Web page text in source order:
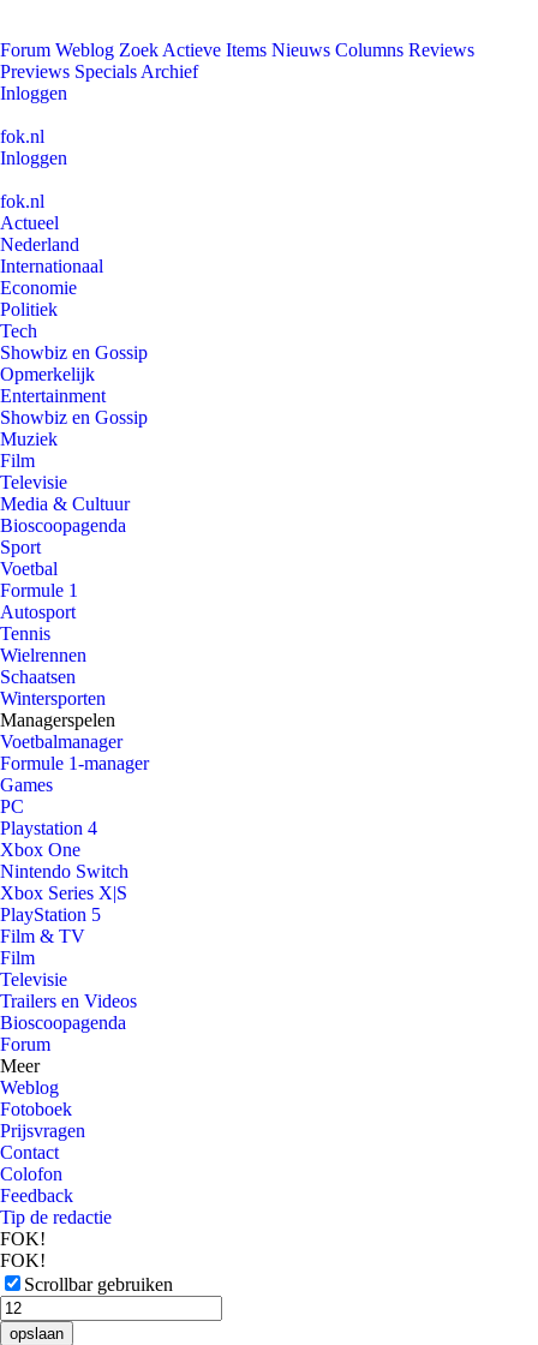
Forum Weblog Zoek Actieve Items Nieuws Columns Reviews
Previews Specials Archief
Inloggen
fok.nl
Inloggen
fok.nl
Actueel
Nederland
Internationaal
Economie
Politiek
Tech
Showbiz en Gossip
Opmerkelijk
Entertainment
Showbiz en Gossip
Muziek
Film
Televisie
Media & Cultuur
Bioscoopagenda
Sport
Voetbal
Formule 1
Autosport
Tennis
Wielrennen
Schaatsen
Wintersporten
Managerspelen
Voetbalmanager
Formule 1-manager
Games
PC
Playstation 4
Xbox One
Nintendo Switch
Xbox Series X|S
PlayStation 5
Film & TV
Film
Televisie
Trailers en Videos
Bioscoopagenda
Forum
Meer
Weblog
Fotoboek
Prijsvragen
Contact
Colofon
Feedback
Tip de redactie
FOK!
FOK!
Scrollbar gebruiken
opslaan